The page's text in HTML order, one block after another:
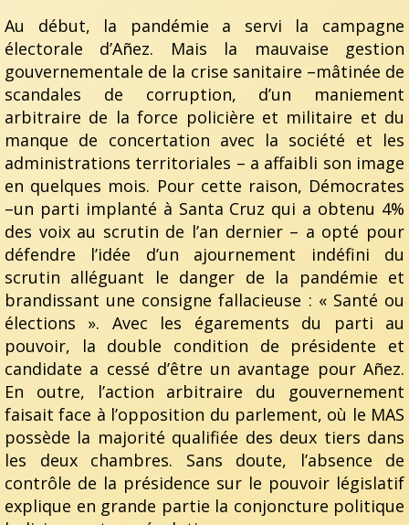
Au début, la pandémie a servi la campagne
électorale d’Añez. Mais la mauvaise gestion
gouvernementale de la crise sanitaire –mâtinée de
scandales de corruption, d’un maniement
arbitraire de la force policière et militaire et du
manque de concertation avec la société et les
administrations territoriales – a affaibli son image
en quelques mois. Pour cette raison, Démocrates
–un parti implanté à Santa Cruz qui a obtenu 4%
des voix au scrutin de l’an dernier – a opté pour
défendre l’idée d’un ajournement indéfini du
scrutin alléguant le danger de la pandémie et
brandissant une consigne fallacieuse : « Santé ou
élections ». Avec les égarements du parti au
pouvoir, la double condition de présidente et
candidate a cessé d’être un avantage pour Añez.
En outre, l’action arbitraire du gouvernement
faisait face à l’opposition du parlement, où le MAS
possède la majorité qualifiée des deux tiers dans
les deux chambres. Sans doute, l’absence de
contrôle de la présidence sur le pouvoir législatif
explique en grande partie la conjoncture politique